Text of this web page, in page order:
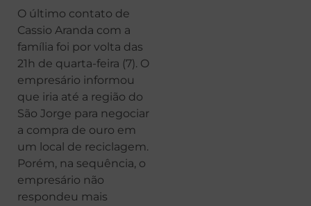
O último contato de
Cassio Aranda com a
família foi por volta das
21h de quarta-feira (7). O
empresário informou
que iria até a região do
São Jorge para negociar
a compra de ouro em
um local de reciclagem.
Porém, na sequência, o
empresário não
respondeu mais